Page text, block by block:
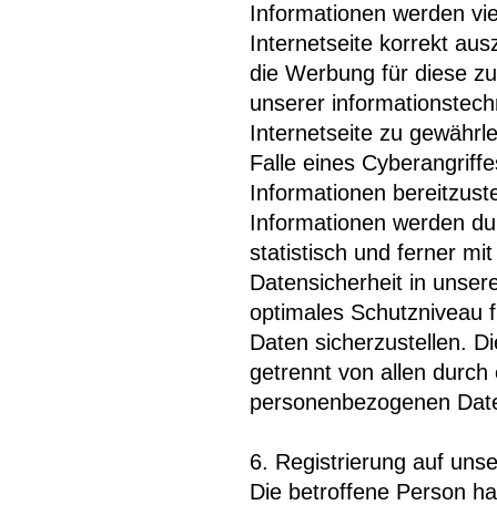
Informationen werden
Internetseite korrekt
die Werbung für diese
unserer
Internetseite zu
Falle eines
Informationen
Informationen werden
statistisch und ferner
Datensicherheit in
optimales Schutzniveau
Daten sicherzustellen.
getrennt von allen
personenbezogenen
6. Registrierung auf
Die betroffene Person